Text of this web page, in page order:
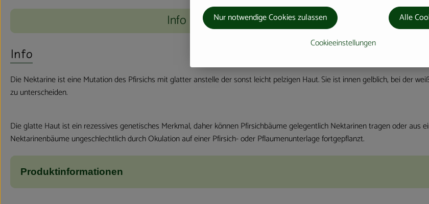
Info
Info
Die Nektarine ist eine Mutation des Pfirsichs mit glatter anstelle der sonst leicht pelzigen Haut. Sie ist innen gelblich, bei der
zu unterscheiden.
Die glatte Haut ist ein rezessives genetisches Merkmal, daher können Pfirsichbäume gelegentlich Nektarinen tragen oder aus
Nektarinenbäume ungeschlechtlich durch Okulation auf einer Pfirsich- oder Pflaumenunterlage fortgepflanzt.
Produktinformationen
Cookieeinstellungen
Nur notwendige Cookies zulassen Alle